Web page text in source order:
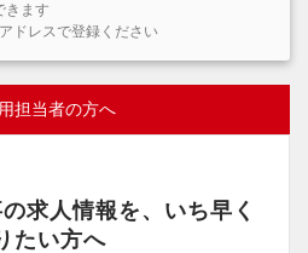
きます
ドレスで登録ください
担当者の方へ
求人情報を、いち早く
たい方へ